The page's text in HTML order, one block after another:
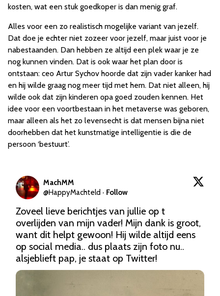
kosten, wat een stuk goedkoper is dan menig graf.
Alles voor een zo realistisch mogelijke variant van jezelf.
Dat doe je echter niet zozeer voor jezelf, maar juist voor je
nabestaanden. Dan hebben ze altijd een plek waar je ze
nog kunnen vinden. Dat is ook waar het plan door is
ontstaan: ceo Artur Sychov hoorde dat zijn vader kanker had
en hij wilde graag nog meer tijd met hem. Dat niet alleen, hij
wilde ook dat zijn kinderen opa goed zouden kennen. Het
idee voor een voortbestaan in het metaverse was geboren,
maar alleen als het zo levensecht is dat mensen bijna niet
doorhebben dat het kunstmatige intelligentie is die de
persoon ‘bestuurt’.
MachMM
@HappyMachteld · Follow
Zoveel lieve berichtjes van jullie op t
overlijden van mijn vader! Mijn dank is groot,
want dit helpt gewoon! Hij wilde altijd eens
op social media.. dus plaats zijn foto nu..
alsjeblieft pap, je staat op Twitter!